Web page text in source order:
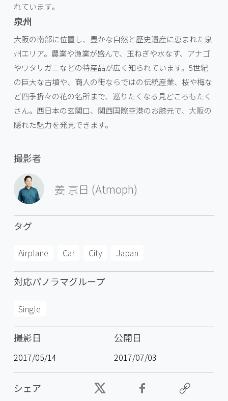
れています。
泉州
大阪の南部に位置し、豊かな自然と歴史遺産に恵まれた泉
州エリア。農業や漁業が盛んで、玉ねぎや水なす、アナゴ
やワタリガニなどの特産品が広く知られています。5世紀
の巨大な古墳や、商人の街ならではの伝統産業、桜や梅な
ど四季折々の花の名所まで、巡りたくなる見どころもたく
さん。西日本の玄関口、関西国際空港のお膝元で、大阪の
隠れた魅力を発見できます。
撮影者
姜 京日 (Atmoph)
タグ
Airplane Car City Japan
対応パノラマグループ
Single
撮影日
2017/05/14
公開日
2017/07/03
シェア